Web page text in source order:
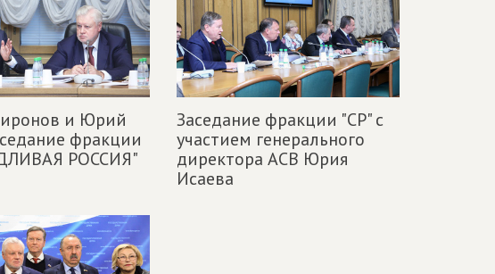
и Юрий
фракции
РОССИЯ"
Заседание фракции "СР" с
участием генерального
директора АСВ Юрия
Исаева